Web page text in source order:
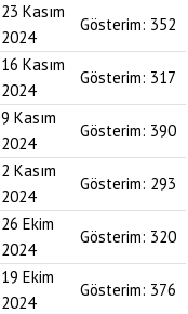
23 Kasım
2024
Gösterim: 352
16 Kasım
2024
Gösterim: 317
9 Kasım
2024
Gösterim: 390
2 Kasım
2024
Gösterim: 293
26 Ekim
2024
Gösterim: 320
19 Ekim
2024
Gösterim: 376